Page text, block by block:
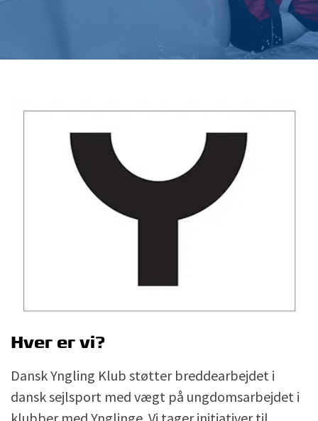
Hver er vi?
Dansk Yngling Klub støtter breddearbejdet i
dansk sejlsport med vægt på ungdomsarbejdet i